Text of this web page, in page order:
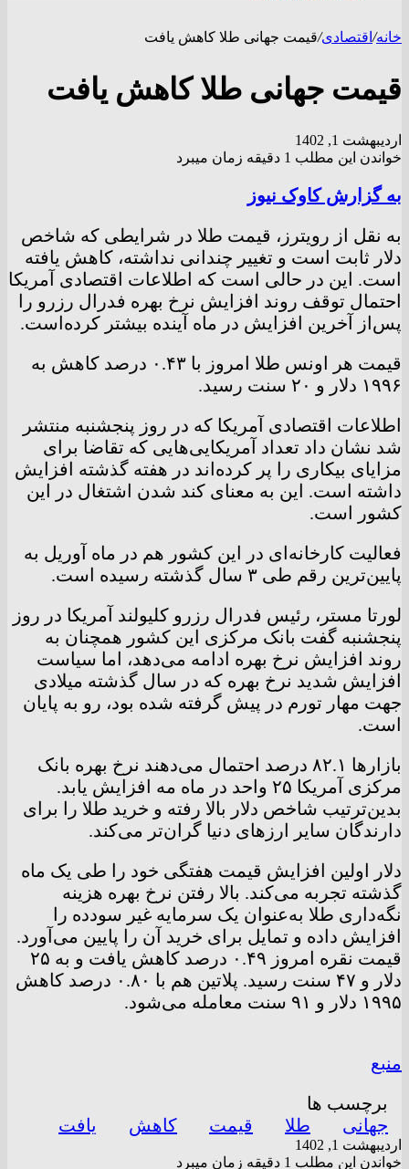
خانه/ اقتصادی/قیمت جهانی طلا کاهش یافت
قیمت جهانی طلا کاهش یافت
اردیبهشت 1, 1402
خواندن این مطلب 1 دقیقه زمان میبرد
به گزارش کاوک نیوز
به نقل از رویترز، قیمت طلا در شرایطی که شاخص
دلار ثابت است و تغییر چندانی نداشته، کاهش یافته
است. این در حالی است که اطلاعات اقتصادی آمریکا
احتمال توقف روند افزایش نرخ بهره فدرال رزرو را
پس‌از آخرین افزایش در ماه آینده بیشتر کرده‌است.
قیمت هر اونس طلا امروز با ۰.۴۳ درصد کاهش به
۱۹۹۶ دلار و ۲۰ سنت رسید.
اطلاعات اقتصادی آمریکا که در روز پنجشنبه منتشر
شد نشان داد تعداد آمریکایی‌هایی که تقاضا برای
مزایای بیکاری را پر کرده‌اند در هفته گذشته افزایش
داشته است. این به معنای کند شدن اشتغال در این
کشور است.
فعالیت کارخانه‌ای در این کشور هم در ماه آوریل به
پایین‌ترین رقم طی ۳ سال گذشته رسیده است.
لورتا مستر، رئیس فدرال رزرو کلیولند آمریکا در روز
پنجشنبه گفت بانک مرکزی این کشور همچنان به
روند افزایش نرخ بهره ادامه می‌دهد، اما سیاست
افزایش شدید نرخ بهره که در سال گذشته میلادی
جهت مهار تورم در پیش گرفته شده بود، رو به پایان
است.
بازار‌ها ۸۲.۱ درصد احتمال می‌دهند نرخ بهره بانک
مرکزی آمریکا ۲۵ واحد در ماه مه افزایش یابد.
بدین‌ترتیب شاخص دلار بالا رفته و خرید طلا را برای
دارندگان سایر ارز‌های دنیا گران‌تر می‌کند.
دلار اولین افزایش قیمت هفتگی خود را طی یک ماه
گذشته تجربه می‌کند. بالا رفتن نرخ بهره هزینه
نگه‌داری طلا به‌عنوان یک سرمایه غیر سودده را
افزایش داده و تمایل برای خرید آن را پایین می‌آورد.
قیمت نقره امروز ۰.۴۹ درصد کاهش یافت و به ۲۵
دلار و ۴۷ سنت رسید. پلاتین هم با ۰.۸۰ درصد کاهش
۱۹۹۵ دلار و ۹۱ سنت معامله می‌شود.
منبع
برچسب ها
جهانی
طلا قیمت کاهش یافت
اردیبهشت 1, 1402
خواندن این مطلب 1 دقیقه زمان میبرد